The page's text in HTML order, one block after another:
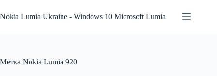
к
сути
Nokia Lumia Ukraine - Windows 10 Microsoft Lumia
Метка Nokia Lumia 920